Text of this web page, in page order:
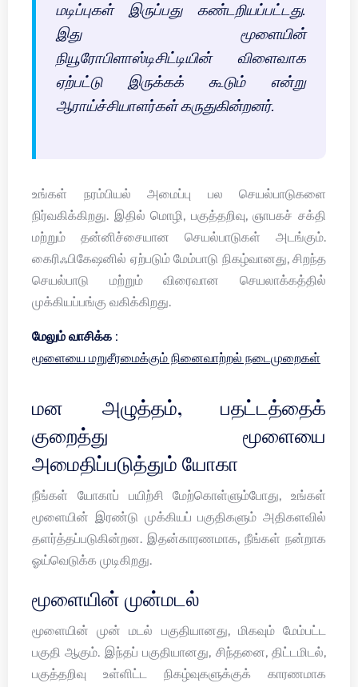
மடிப்புகள் இருப்பது கண்டறியப்பட்டது.
இது மூளையின்
நியூரோபிளாஸ்டிசிட்டியின் விளைவாக
ஏற்பட்டு இருக்கக் கூடும் என்று
ஆராய்ச்சியாளர்கள் கருதுகின்றனர்.
உங்கள் நரம்பியல் அமைப்பு பல செயல்பாடுகளை
நிர்வகிக்கிறது. இதில் மொழி, பகுத்தறிவு, ஞாபகச் சக்தி
மற்றும் தன்னிச்சையான செயல்பாடுகள் அடங்கும்.
கைரிஃபிகேஷனில் ஏற்படும் மேம்பாடு நிகழ்வானது, சிறந்த
செயல்பாடு மற்றும் விரைவான செயலாக்கத்தில்
முக்கியப்பங்கு வகிக்கிறது.
மேலும் வாசிக்க :
மூளையை மறுசீரமைக்கும் நினைவாற்றல் நடைமுறைகள்
மன அழுத்தம், பதட்டத்தைக்
குறைத்து மூளையை
அமைதிப்படுத்தும் யோகா
நீங்கள் யோகாப் பயிற்சி மேற்கொள்ளும்போது, உங்கள்
மூளையின் இரண்டு முக்கியப் பகுதிகளும் அதிகளவில்
தளர்த்தப்படுகின்றன. இதன்காரணமாக, நீங்கள் நன்றாக
ஓய்வெடுக்க முடிகிறது.
மூளையின் முன்மடல்
மூளையின் முன் மடல் பகுதியானது, மிகவும் மேம்பட்ட
பகுதி ஆகும். இந்தப் பகுதியானது, சிந்தனை, திட்டமிடல்,
பகுத்தறிவு உள்ளிட்ட நிகழ்வுகளுக்குக் காரணமாக